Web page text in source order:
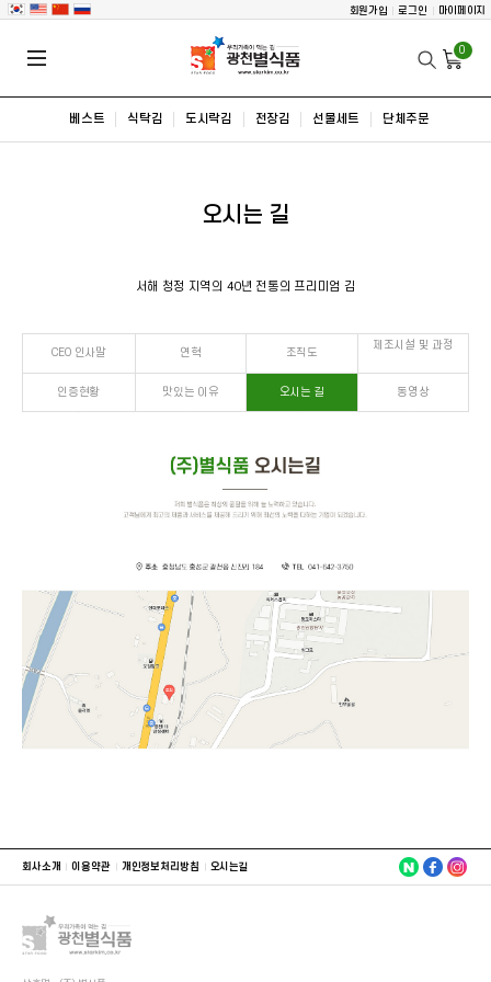
회원가입 로그인 마이페이지
0
베스트 식탁김 도시락김 전장김 선물세트 단체주문
오시는 길
서해 청정 지역의 40년 전통의 프리미엄 김
CEO 인사말 연혁 조직도
제조시설 및 과정
인증현황 맛있는 이유 오시는 길 동영상
회사소개 이용약관 개인정보처리방침 오시는길